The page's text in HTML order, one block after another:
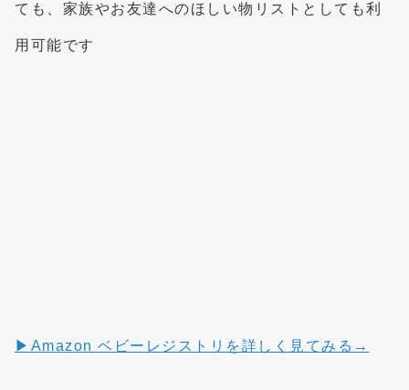
ても、家族やお友達へのほしい物リストとしても利
用可能です
▶︎Amazon ベビーレジストリを詳しく見てみる→